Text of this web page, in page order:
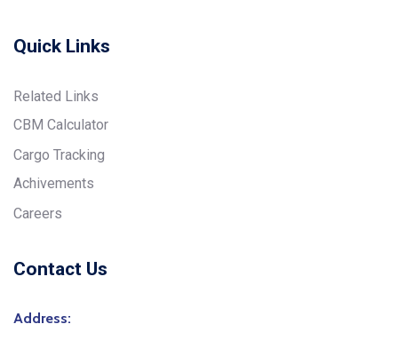
Quick Links
Related Links
CBM Calculator
Cargo Tracking
Achivements
Careers
Contact Us
Address: